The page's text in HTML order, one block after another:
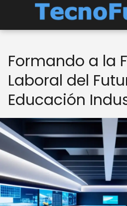
Formando a la
Laboral del
Educación